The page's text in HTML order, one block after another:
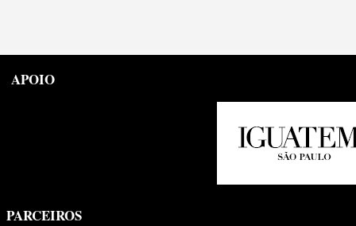
APOIO
PARCEIROS